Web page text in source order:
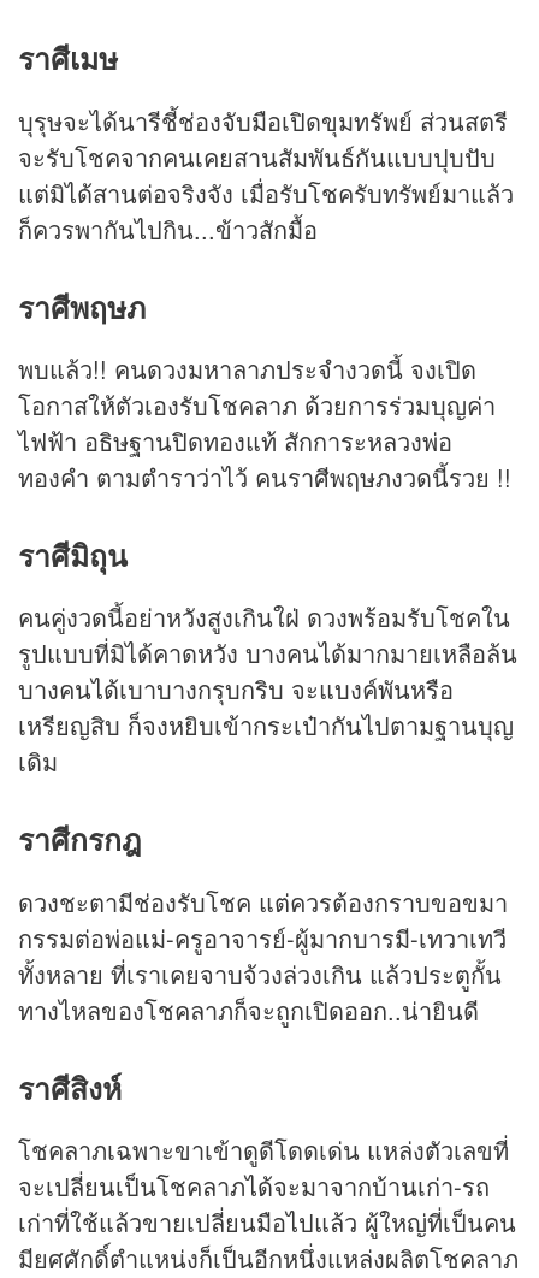
ราศีเมษ
บุรุษจะได้นารีชี้ช่องจับมือเปิดขุมทรัพย์ ส่วนสตรี
จะรับโชคจากคนเคยสานสัมพันธ์กันแบบปุบปับ
แต่มิได้สานต่อจริงจัง เมื่อรับโชครับทรัพย์มาแล้ว
ก็ควรพากันไปกิน...ข้าวสักมื้อ
ราศีพฤษภ
พบแล้ว!! คนดวงมหาลาภประจำงวดนี้ จงเปิด
โอกาสให้ตัวเองรับโชคลาภ ด้วยการร่วมบุญค่า
ไฟฟ้า อธิษฐานปิดทองแท้ สักการะหลวงพ่อ
ทองคำ ตามตำราว่าไว้ คนราศีพฤษภงวดนี้รวย !!
ราศีมิถุน
คนคู่งวดนี้อย่าหวังสูงเกินใฝ่ ดวงพร้อมรับโชคใน
รูปแบบที่มิได้คาดหวัง บางคนได้มากมายเหลือล้น
บางคนได้เบาบางกรุบกริบ จะแบงค์พันหรือ
เหรียญสิบ ก็จงหยิบเข้ากระเป๋ากันไปตามฐานบุญ
เดิม
ราศีกรกฎ
ดวงชะตามีช่องรับโชค แต่ควรต้องกราบขอขมา
กรรมต่อพ่อแม่-ครูอาจารย์-ผู้มากบารมี-เทวาเทวี
ทั้งหลาย ที่เราเคยจาบจ้วงล่วงเกิน แล้วประตูกั้น
ทางไหลของโชคลาภก็จะถูกเปิดออก..น่ายินดี
ราศีสิงห์
โชคลาภเฉพาะขาเข้าดูดีโดดเด่น แหล่งตัวเลขที่
จะเปลี่ยนเป็นโชคลาภได้จะมาจากบ้านเก่า-รถ
เก่าที่ใช้แล้วขายเปลี่ยนมือไปแล้ว ผู้ใหญ่ที่เป็นคน
มียศศักดิ์ตำแหน่งก็เป็นอีกหนึ่งแหล่งผลิตโชคลาภ